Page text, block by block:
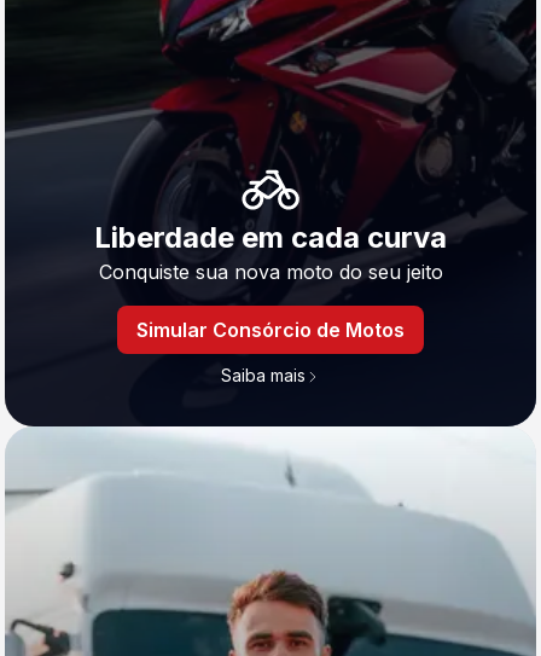
Liberdade em cada curva
Conquiste sua nova moto do seu jeito
Simular Consórcio de Motos
Saiba mais